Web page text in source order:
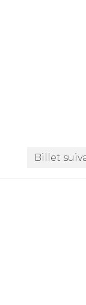
Billet